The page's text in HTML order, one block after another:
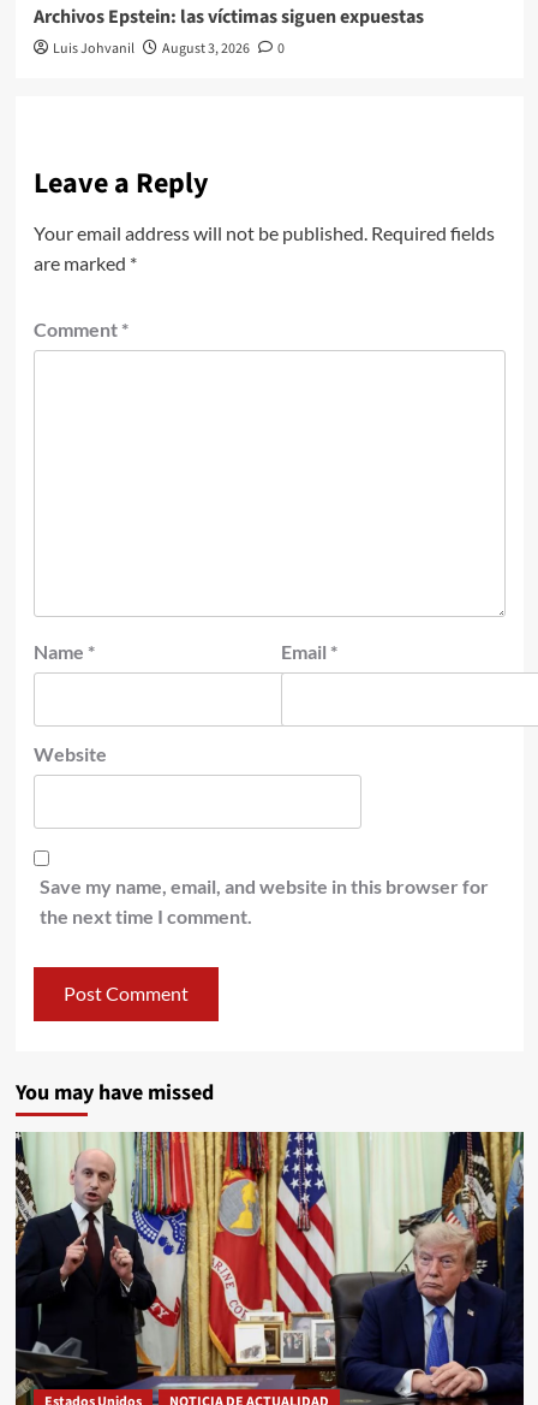
Archivos Epstein: las víctimas siguen expuestas
Luis Johvanil August 3, 2026 0
Leave a Reply
Your email address will not be published. Required fields
are marked *
Comment *
Name * Email *
Website
Save my name, email, and website in this browser for
the next time I comment.
You may have missed